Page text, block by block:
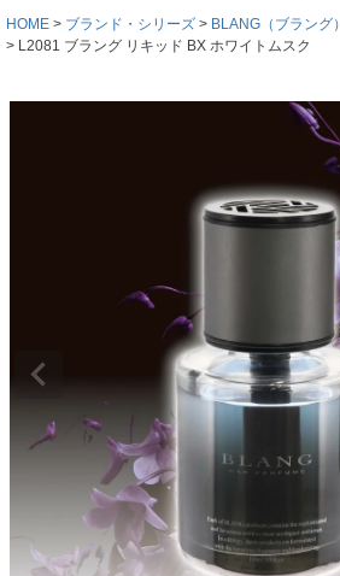
HOME
ブランド・シリーズ
BLANG（ブラング）
L2081 ブラング リキッド BX ホワイトムスク